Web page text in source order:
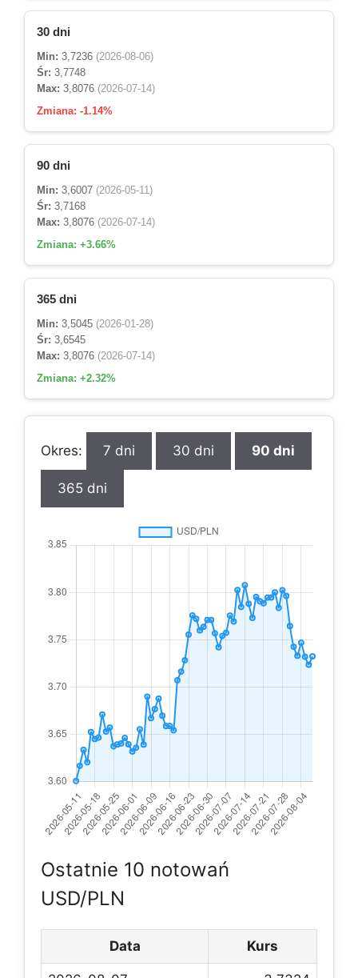
30 dni
Min: 3,7236 (2026-08-06)
Śr: 3,7748
Max: 3,8076 (2026-07-14)
Zmiana: -1.14%
90 dni
Min: 3,6007 (2026-05-11)
Śr: 3,7168
Max: 3,8076 (2026-07-14)
Zmiana: +3.66%
365 dni
Min: 3,5045 (2026-01-28)
Śr: 3,6545
Max: 3,8076 (2026-07-14)
Zmiana: +2.32%
Okres: 7 dni 30 dni 90 dni
365 dni
Ostatnie 10 notowań
USD/PLN
Data Kurs